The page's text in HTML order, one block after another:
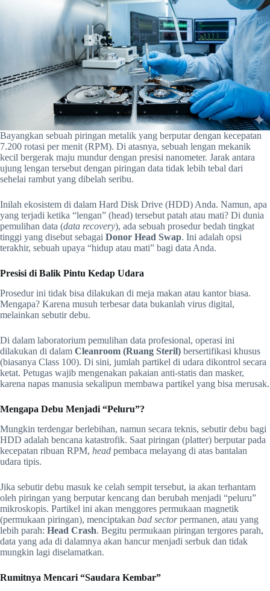
Bayangkan sebuah piringan metalik yang berputar dengan kecepatan
7.200 rotasi per menit (RPM). Di atasnya, sebuah lengan mekanik
kecil bergerak maju mundur dengan presisi nanometer. Jarak antara
ujung lengan tersebut dengan piringan data tidak lebih tebal dari
sehelai rambut yang dibelah seribu.
Inilah ekosistem di dalam Hard Disk Drive (HDD) Anda. Namun, apa
yang terjadi ketika “lengan” (head) tersebut patah atau mati? Di dunia
pemulihan data (data recovery), ada sebuah prosedur bedah tingkat
tinggi yang disebut sebagai Donor Head Swap. Ini adalah opsi
terakhir, sebuah upaya “hidup atau mati” bagi data Anda.
Presisi di Balik Pintu Kedap Udara
Prosedur ini tidak bisa dilakukan di meja makan atau kantor biasa.
Mengapa? Karena musuh terbesar data bukanlah virus digital,
melainkan sebutir debu.
Di dalam laboratorium pemulihan data profesional, operasi ini
dilakukan di dalam Cleanroom (Ruang Steril) bersertifikasi khusus
(biasanya Class 100). Di sini, jumlah partikel di udara dikontrol secara
ketat. Petugas wajib mengenakan pakaian anti-statis dan masker,
karena napas manusia sekalipun membawa partikel yang bisa merusak.
Mengapa Debu Menjadi “Peluru”?
Mungkin terdengar berlebihan, namun secara teknis, sebutir debu bagi
HDD adalah bencana katastrofik. Saat piringan (platter) berputar pada
kecepatan ribuan RPM, head pembaca melayang di atas bantalan
udara tipis.
Jika sebutir debu masuk ke celah sempit tersebut, ia akan terhantam
oleh piringan yang berputar kencang dan berubah menjadi “peluru”
mikroskopis. Partikel ini akan menggores permukaan magnetik
(permukaan piringan), menciptakan bad sectorpermanen, atau yang
lebih parah: Head Crash. Begitu permukaan piringan tergores parah,
data yang ada di dalamnya akan hancur menjadi serbuk dan tidak
mungkin lagi diselamatkan.
Rumitnya Mencari “Saudara Kembar”